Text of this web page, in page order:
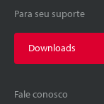
Para seu suporte
Downloads
Fale conosco